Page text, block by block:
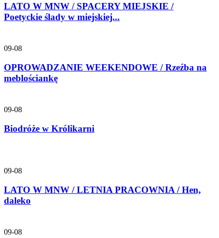
LATO W MNW / SPACERY MIEJSKIE /
Poetyckie ślady w miejskiej...
09-08
OPROWADZANIE WEEKENDOWE / Rzeźba na
meblościankę
09-08
Biodróże w Królikarni
09-08
LATO W MNW / LETNIA PRACOWNIA / Hen,
daleko
09-08